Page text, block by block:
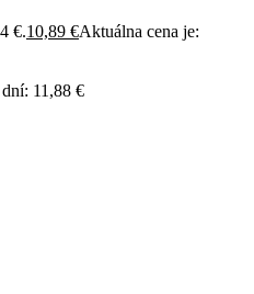
€.10,89 €Aktuálna cena je:
11,88 €